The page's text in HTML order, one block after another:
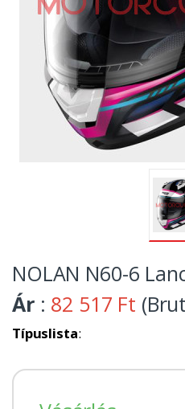
NOLAN N60-6
Ár : 82 517 Ft
Típuslista: